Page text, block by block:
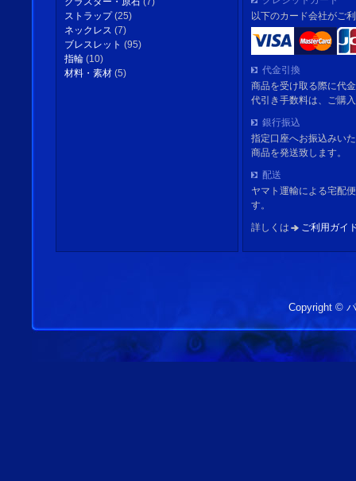
ストラップ(25)
ネックレス (7)
ブレスレット (95)
指輪 (10)
材料・素材 (5)
以下のカード会社がご
代金引換
商品を受け取る際に代
代引き手数料は、ご購
銀行振込
指定口座へお振込みい
商品を発送致します。
配送
ヤマト運輸による宅配
す。
詳しくは
ご利用ガイ
Copyright ©